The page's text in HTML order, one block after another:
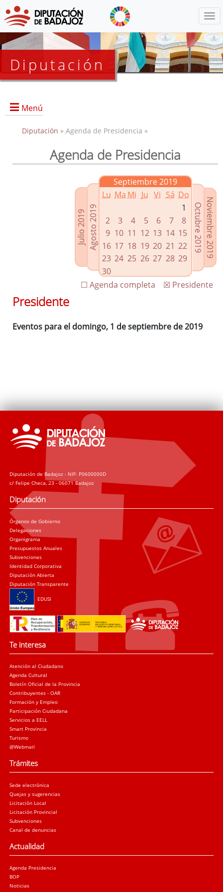
Diputación
Menú
Presidencia
Enlaces relacionados
Agenda de Presidencia
Plenos provinciales y Juntas de gobierno
Oficina de Proyectos Europeos
Diputación » Agenda de Presidencia »
Agenda de Presidencia
Julio 2019Agosto 2019
Septiembre 2019
Lu Ma Mi Ju Vi Sá Do
1
2
3 4 5 6 7
8
9 10 11 12 13 14 15
16 17 18 19 20 21 22
23 24 25 26 27 28 29
30
Noviembre 2019
Octubre 2019
☒ Presidente
☐ Agenda completa
Presidente
Eventos para el domingo, 1 de septiembre de 2019
Diputación de Badajoz - NIF: P0600000D
c/ Felipe Checa, 23 - 06071 Badajoz
Diputación
Órganos de Gobierno
Delegaciones
Organigrama
Presupuestos Anuales
Subvenciones
Identidad Corporativa
Diputación Abierta
Diputación Transparente
EDUSI
Te interesa
Atención al Ciudadano
Agenda Cultural
Boletín Oficial de la Provincia
Contribuyentes - OAR
Formación y Empleo
Participación Ciudadana
Servicios a EELL
Smart Provincia
Turismo
@Webmail
Trámites
Sede electrónica
Quejas y sugerencias
Licitación Local
Licitación Provincial
Subvenciones
Canal de denuncias
Actualidad
Agenda Presidencia
BOP
Noticias